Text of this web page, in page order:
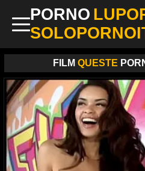
PORNO
FILM QUESTE